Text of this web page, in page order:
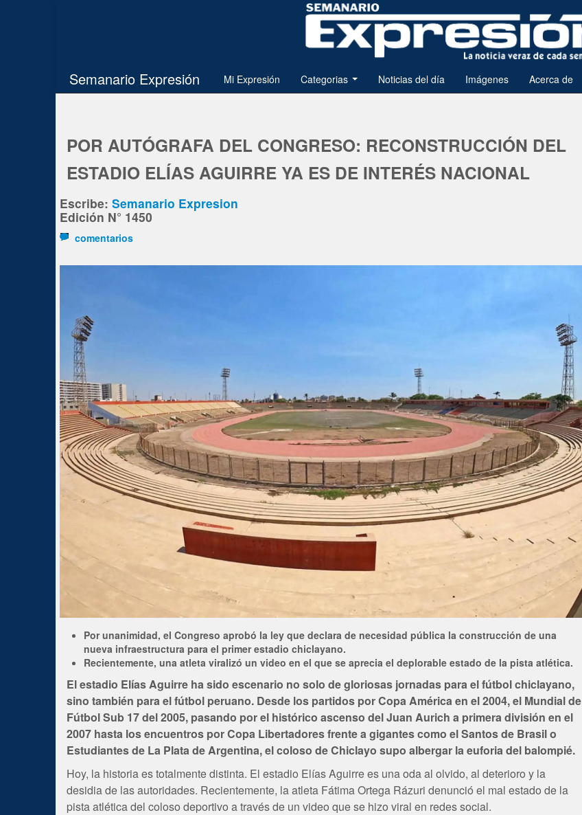
Semanario Expresión Mi Expresión Categorias Noticias del día Imágenes Acerca de
POR AUTÓGRAFA DEL CONGRESO: RECONSTRUCCIÓN DEL
ESTADIO ELÍAS AGUIRRE YA ES DE INTERÉS NACIONAL
Escribe: Semanario Expresion
Edición N° 1450
comentarios
Por unanimidad, el Congreso aprobó la ley que declara de necesidad pública la construcción de una
nueva infraestructura para el primer estadio chiclayano.
Recientemente, una atleta viralizó un video en el que se aprecia el deplorable estado de la pista atlética.
El estadio Elías Aguirre ha sido escenario no solo de gloriosas jornadas para el fútbol chiclayano,
sino también para el fútbol peruano. Desde los partidos por Copa América en el 2004, el Mundial de
Fútbol Sub 17 del 2005, pasando por el histórico ascenso del Juan Aurich a primera división en el
2007 hasta los encuentros por Copa Libertadores frente a gigantes como el Santos de Brasil o
Estudiantes de La Plata de Argentina, el coloso de Chiclayo supo albergar la euforia del balompié.
Hoy, la historia es totalmente distinta. El estadio Elías Aguirre es una oda al olvido, al deterioro y la
desidia de las autoridades. Recientemente, la atleta Fátima Ortega Rázuri denunció el mal estado de la
pista atlética del coloso deportivo a través de un video que se hizo viral en redes social.